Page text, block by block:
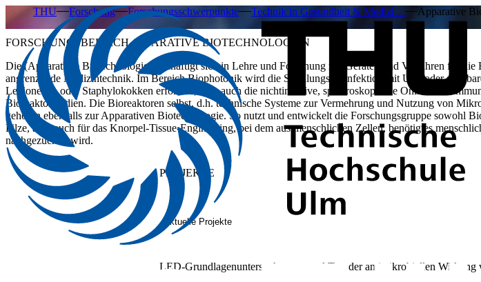
THU Forschung Forschungsschwerpunkte Technik in Gesundheit & Medizi… Apparative
FORSCHUNGSBEREICH APPARATIVE BIOTECHNOLOGIEN
Die (Apparative) Biotechnologie beschäftigt sich in Lehre und Forschung mit Geräten und Verfahren für die
angrenzende Medizintechnik. Im Bereich Biophotonik wird die Strahlungsdesinfektion mit UV- oder
Legionellen oder Staphylokokken erforscht, aber auch die nichtinvasive, spektroskopische Online-
Bioreaktormedien. Die Bioreaktoren selbst, d.h. technische Systeme zur Vermehrung und Nutzung von
gehören ebenfalls zur Apparativen Biotechnologie. So nutzt und entwickelt die Forschungsgruppe sowohl
Pilze, aber auch für das Knorpel-Tissue-Engineering, bei dem aus menschlichen Zellen, benötigtes
nachgezüchtet wird.
PROJEKTE
Aktuelle Projekte
LED-Grundlagenuntersuchungen und Test der antimikrobiellen